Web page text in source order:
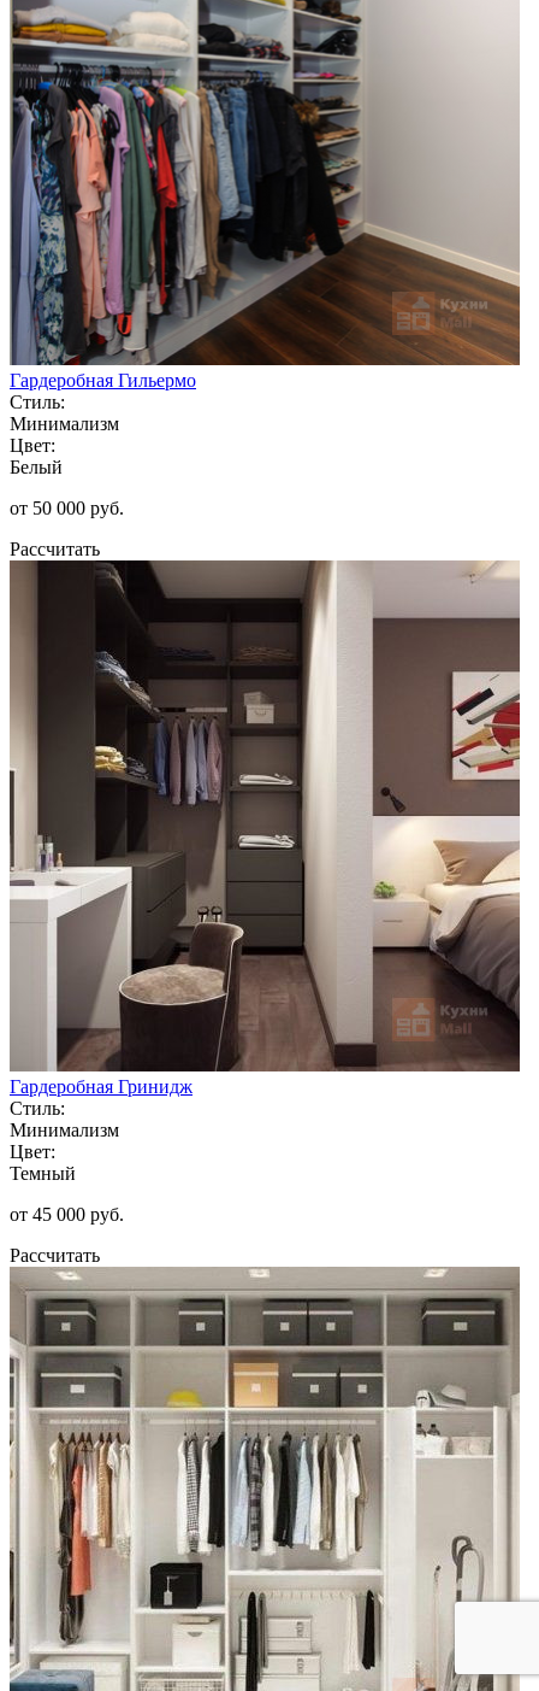
Гардеробная Гильермо
Стиль:
Минимализм
Цвет:
Белый
от 50 000 руб.
Рассчитать
Гардеробная Гринидж
Стиль:
Минимализм
Цвет:
Темный
от 45 000 руб.
Рассчитать